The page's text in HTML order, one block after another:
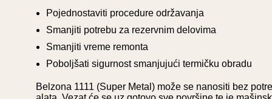
Pojednostaviti procedure održavanja
Smanjiti potrebu za rezervnim delovima
Smanjiti vreme remonta
Poboljšati sigurnost smanjujući termičku obradu
Belzona 1111 (Super Metal) može se nanositi bez